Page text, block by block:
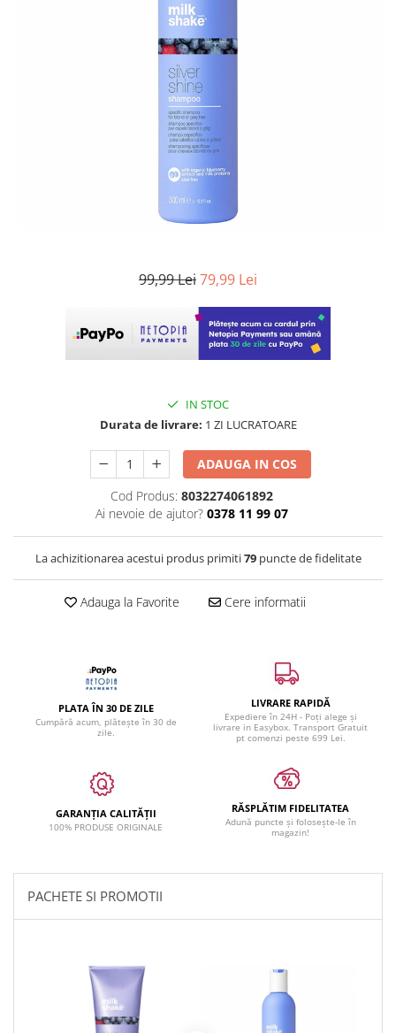
99,99 Lei79,99 Lei
IN STOC
Durata de livrare: 1 ZI LUCRATOARE
ADAUGA IN COS
Cod Produs: 8032274061892
Ai nevoie de ajutor? 0378 11 99 07
La achizitionarea acestui produs primiti79puncte de fidelitate
Adauga la Favorite Cere informatii
PLATA ÎN 30 DE ZILE
Cumpără acum, plătește în 30 de
zile.
LIVRARE RAPIDĂ
Expediere în 24H - Poți alege și
livrare in Easybox. Transport Gratuit
pt comenzi peste 699 Lei.
GARANȚIA CALITĂȚII
100% PRODUSE ORIGINALE
RĂSPLĂTIM FIDELITATEA
Adună puncte și folosește-le în
magazin!
PACHETE SI PROMOTII